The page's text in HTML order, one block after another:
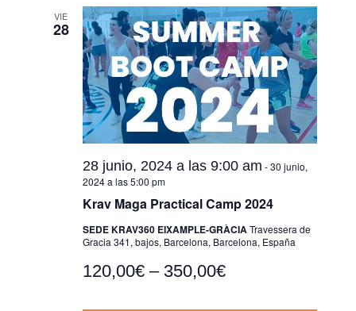
VIE
28
Krav Maga Practical Camp 2024
28 junio, 2024 a las 9:00 am -30 junio,
2024 a las 5:00 pm
SEDE KRAV360 EIXAMPLE-GRÀCIATravessera de
Gracia 341, bajos, Barcelona, Barcelona, España
120,00€ – 350,00€